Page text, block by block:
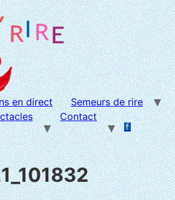
en direct
Semeurs de rire
Contact
f